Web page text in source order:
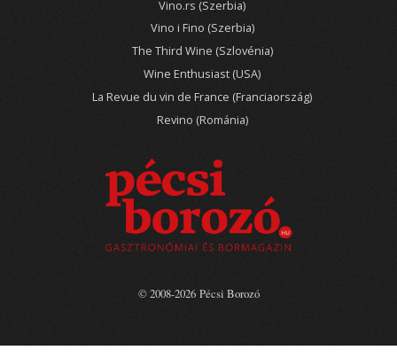
Vino.rs (Szerbia)
Vino i Fino (Szerbia)
The Third Wine (Szlovénia)
Wine Enthusiast (USA)
La Revue du vin de France (Franciaország)
Revino (Románia)
© 2008-2026 Pécsi Borozó